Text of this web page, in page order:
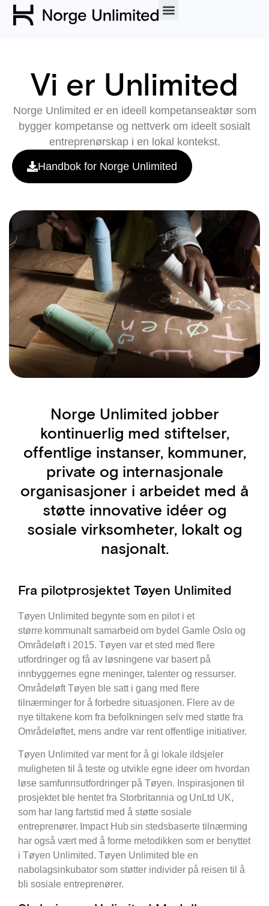
Vi er Unlimited
Norge Unlimited er en ideell kompetanseaktør som
bygger kompetanse og nettverk om ideelt sosialt
entreprenørskap i en lokal kontekst.
Handbok for Norge Unlimited
Norge Unlimited jobber
kontinuerlig med stiftelser,
offentlige instanser, kommuner,
private og internasjonale
organisasjoner i arbeidet med å
støtte innovative idéer og
sosiale virksomheter, lokalt og
nasjonalt.
Fra pilotprosjektet Tøyen Unlimited
Tøyen Unlimited begynte som en pilot i et
større kommunalt samarbeid om bydel Gamle Oslo og
Områdeløft i 2015. Tøyen var et sted med flere
utfordringer og få av løsningene var basert på
innbyggernes egne meninger, talenter og ressurser.
Områdeløft Tøyen ble satt i gang med flere
tilnærminger for å forbedre situasjonen. Flere av de
nye tiltakene kom fra befolkningen selv med støtte fra
Områdeløftet, mens andre var rent offentlige initiativer.
Tøyen Unlimited var ment for å gi lokale ildsjeler
muligheten til å teste og utvikle egne ideer om hvordan
løse samfunnsutfordringer på Tøyen. Inspirasjonen til
prosjektet ble hentet fra Storbritannia og UnLtd UK,
som har lang fartstid med å støtte sosiale
entreprenører. Impact Hub sin stedsbaserte tilnærming
har også vært med å forme metodikken som er benyttet
i Tøyen Unlimited. Tøyen Unlimited ble en
nabolagsinkubator som støtter individer på reisen til å
bli sosiale entreprenører.